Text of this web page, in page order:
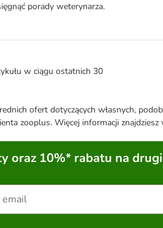
porady weterynarza.
w ciągu ostatnich 30
ofert dotyczących własnych,
zooplus. Więcej informacji znajdziesz
oraz 10%* rabatu na